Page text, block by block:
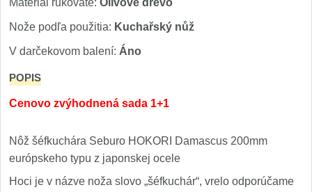
Materiál rukoväte: Olivové dřevo
Nože podľa použitia: Kuchařský nůž
V darčekovom balení: Áno
POPIS
Cenovo zvýhodnená sada 1+1
Nôž šéfkuchára Seburo HOKORI Damascus 200mm
európskeho typu z japonskej ocele
Hoci je v názve noža slovo „šéfkuchár“, vrelo odporúčame